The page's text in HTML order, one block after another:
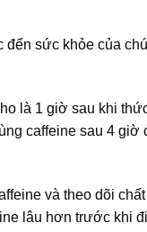
đến sức khỏe của
là 1 giờ sau khi
caffeine sau 4 giờ
và theo dõi
lâu hơn trước khi